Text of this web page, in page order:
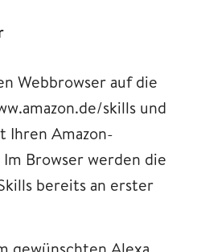
Webbrowser auf die
skills und
Ihren Amazon-
Browser werden die
bereits an erster